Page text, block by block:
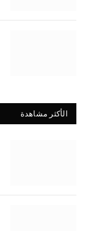
الأكثر مشاهدة